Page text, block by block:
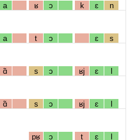
a ʁ ɔ k ɛ n
a t ɔ ɛ s
ɑ̃ s ɔ ʁj ɛ l
ɑ̃ s ɔ ʁj ɛ l
pʁ ɔ t ɛ l